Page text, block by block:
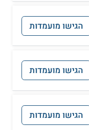
הגישו מועמדות
הגישו מועמדות
הגישו מועמדות